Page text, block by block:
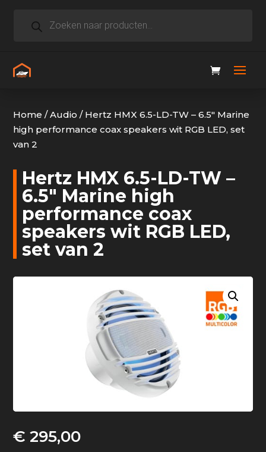
zoeken
Home /Audio / Hertz HMX 6.5-LD-TW – 6.5″ Marine
high performance coax speakers wit RGB LED, set
van 2
Hertz HMX 6.5-LD-TW –
6.5″ Marine high
performance coax
speakers wit RGB LED,
set van 2
€ 295,00